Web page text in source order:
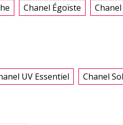
Chanel Égoïste
UV Essentiel Chanel